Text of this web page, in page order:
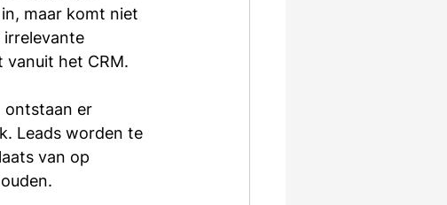
maar komt niet
het CRM.
ontstaan er
Leads worden te
van op